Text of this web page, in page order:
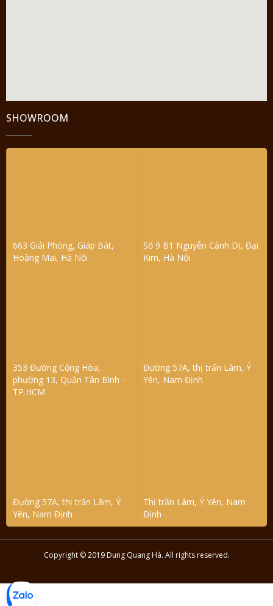
SHOWROOM
663 Giải Phóng, Giáp Bát,
Hoàng Mai, Hà Nội
Số 9 B1 Nguyễn Cảnh Dị, Đại
Kim, Hà Nội
353 Đường Cộng Hòa,
phường 13, Quận Tân Bình -
TP.HCM
Đường 57A, thị trấn Lâm, Ý
Yên, Nam Định
Đường 57A, thị trấn Lâm, Ý
Yên, Nam Định
Thị trấn Lâm, Ý Yên, Nam
Định
Copyright © 2019 Dung Quang Hà. All rights reserved.